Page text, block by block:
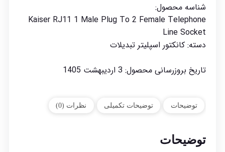
شناسه محصول:
Kaiser RJ11 1 Male Plug To 2 Female Telephone
Line Socket
دسته: کانکتور اسپلیتر تبدیلات
تاریخ بروزرسانی محصول: 3 اردیبهشت 1405
توضیحات توضیحات تکمیلی نظرات (0)
توضیحات